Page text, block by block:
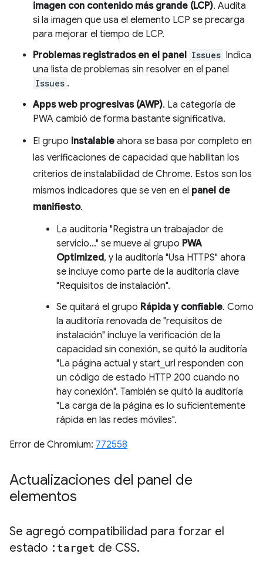
imagen con contenido más grande (LCP). Audita
si la imagen que usa el elemento LCP se precarga
para mejorar el tiempo de LCP.
Problemas registrados en el panel Issues Indica
una lista de problemas sin resolver en el panel
Issues .
Apps web progresivas (AWP). La categoría de
PWA cambió de forma bastante significativa.
El grupo Instalable ahora se basa por completo en
las verificaciones de capacidad que habilitan los
criterios de instalabilidad de Chrome. Estos son los
mismos indicadores que se ven en el panel de
manifiesto.
La auditoría "Registra un trabajador de
servicio…" se mueve al grupo PWA
Optimized, y la auditoría "Usa HTTPS" ahora
se incluye como parte de la auditoría clave
"Requisitos de instalación".
Se quitará el grupo Rápida y confiable. Como
la auditoría renovada de "requisitos de
instalación" incluye la verificación de la
capacidad sin conexión, se quitó la auditoría
"La página actual y start_url responden con
un código de estado HTTP 200 cuando no
hay conexión". También se quitó la auditoría
"La carga de la página es lo suficientemente
rápida en las redes móviles".
Error de Chromium: 772558
Actualizaciones del panel de
elementos
Se agregó compatibilidad para forzar el
estado :target de CSS.